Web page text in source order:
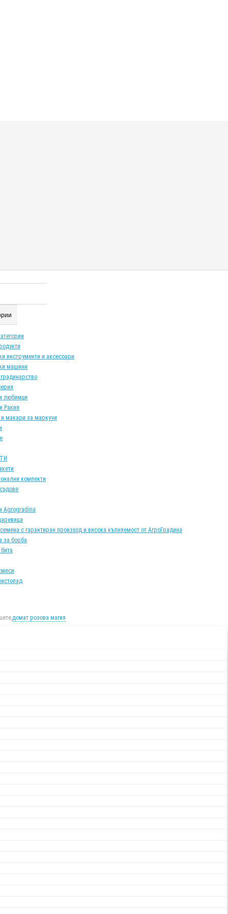
инструменти и аксесоари
машини
любимци
Ракия
и макари за маркучи
компекти
Agrogradina
с гарантиран произход и висока кълняемост от АгроГрадина
за борба
домат розова магия